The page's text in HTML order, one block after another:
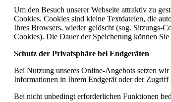
Um den Besuch unserer Webseite attraktiv zu
Cookies. Cookies sind kleine Textdateien, die
Ihres Browsers, wieder gelöscht (sog. Sitzungs-
Cookies). Die Dauer der Speicherung können
Schutz der Privatsphäre bei Endgeräten
Bei Nutzung unseres Online-Angebots setzen
Informationen in Ihrem Endgerät oder der
Bei nicht unbedingt erforderlichen Funktionen